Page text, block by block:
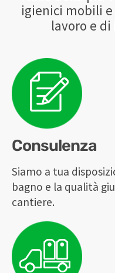
igienici mobili
lavoro e
Consulenza
Siamo a tua
bagno e la qualità
cantiere.